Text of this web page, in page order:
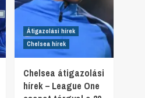
Átigazolási hírek
Chelsea hírek
Chelsea átigazolási
hírek – League One